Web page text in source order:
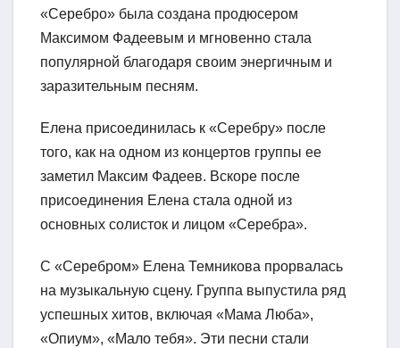
«Серебро» была создана продюсером
Максимом Фадеевым и мгновенно стала
популярной благодаря своим энергичным и
заразительным песням.
Елена присоединилась к «Серебру» после
того, как на одном из концертов группы ее
заметил Максим Фадеев. Вскоре после
присоединения Елена стала одной из
основных солисток и лицом «Серебра».
С «Серебром» Елена Темникова прорвалась
на музыкальную сцену. Группа выпустила ряд
успешных хитов, включая «Мама Люба»,
«Опиум», «Мало тебя». Эти песни стали